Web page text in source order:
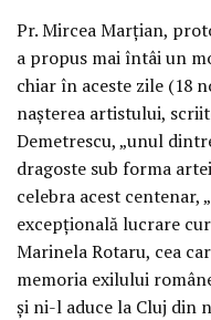
Pr. Mircea Marțian,
a propus mai întâi un
chiar în aceste zile (18
nașterea artistului,
Demetrescu, „unul
dragoste sub forma
celebra acest centenar,
excepțională lucrare
Marinela Rotaru, cea
memoria exilului
și ni-l aduce la Cluj din